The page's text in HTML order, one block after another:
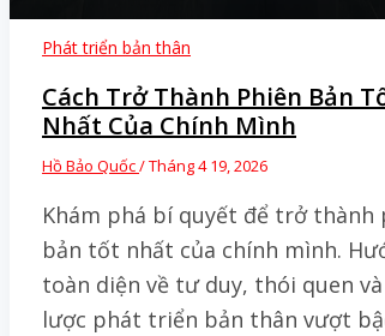
Phát triển bản thân
Cách Trở Thành Phiên Bản
Nhất Của Chính Mình
Hồ Bảo Quốc/Tháng 4 19, 2026
Khám phá bí quyết để trở thành
bản tốt nhất của chính mình.
toàn diện về tư duy, thói quen
lược phát triển bản thân vượt